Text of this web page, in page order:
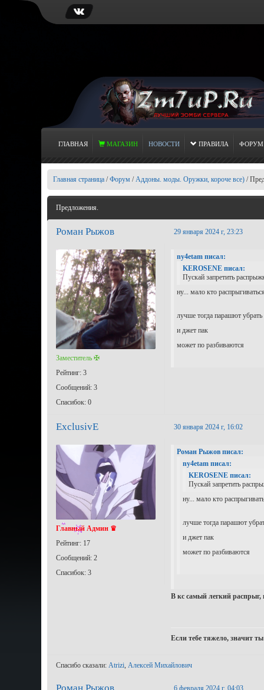
ГЛАВНАЯ МАГАЗИН НОВОСТИ ПРАВИЛА ФОРУМ
Главная страница /Форум /Аддоны. моды. Оружки, короче все) /
Предложения.
Роман Рыжов 29 января 2024 г, 23:23
Заместитель ✠
Рейтинг: 3
Сообщений: 3
Спасибок: 0
ny4etam писал:
KEROSENE писал:
Пускай запретить
ну... мало кто
лучше тогда парашют убрать
и джет пак
может по разбиваются
ExclusivE 30 января 2024 г, 16:02
Главный Aдмин ♛
Рейтинг: 17
Сообщений: 2
Спасибок: 3
Роман Рыжов писал:
ny4etam писал:
KEROSENE писал:
Пускай запретить
ну... мало кто
лучше тогда парашют
и джет пак
может по разбиваются
В кс самый легкий распрыг,
Если тебе тяжело, значит
Спасибо сказали: Atrizi, Алексей Михайлович
6 февраля 2024 г, 04:03